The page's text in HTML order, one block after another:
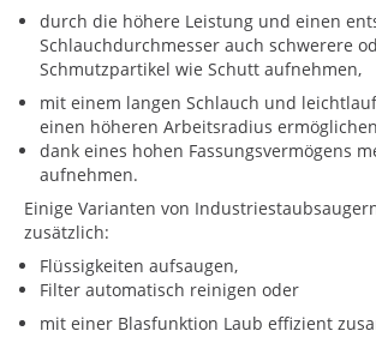
durch die höhere Leistung und einen
Schlauchdurchmesser auch schwerere
Schmutzpartikel wie Schutt aufnehmen,
mit einem langen Schlauch und
einen höheren Arbeitsradius
dank eines hohen Fassungsvermögens
aufnehmen.
Einige Varianten von
zusätzlich:
Flüssigkeiten aufsaugen,
Filter automatisch reinigen oder
mit einer Blasfunktion Laub effizient